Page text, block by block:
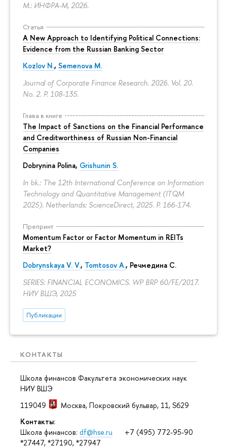
М.: ИНФРА-М, 2026.
Статья
A New Approach to Identifying Political Connections:
Evidence from the Russian Banking Sector
Kozlov N., Semenova M.
Journal of Corporate Finance Research. 2026. Vol. 20.
No. 2. P. 108-135.
Глава в книге
The Impact of Sanctions on the Financial Performance
and Creditworthiness of Russian Non-Financial
Companies
Dobrynina Polina, Grishunin S.
In bk.: The 12th International Conference on Information
Technology and Quantitative Management (ITQM
2025). Netherlands: ScienceDirect, 2025. P. 166-174.
Препринт
Momentum Factor or Factor Momentum in REITs
Market?
Dobrynskaya V. V., Tomtosov A., Речмедина С.
SERIES: FINANCIAL ECONOMICS. WP BRP 60/FE/2017.
НИУ ВШЭ, 2025
Публикации
КОНТАКТЫ
Школа финансов Факультета экономических наук
НИУ ВШЭ
119049
Москва, Покровский бульвар, 11, S629
Контакты:
Школа финансов: df@hse.ru +7 (495) 772-95-90
*27447, *27190, *27947